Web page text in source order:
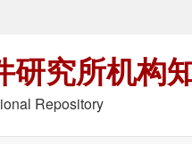
研究所机构
Repository